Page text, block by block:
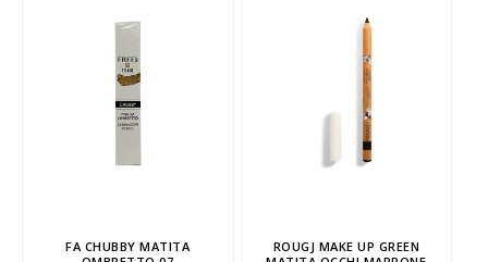
FA CHUBBY MATITA
ROUGJ MAKE UP GREEN